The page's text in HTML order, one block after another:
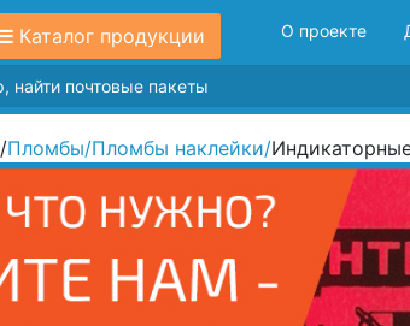
Каталог продукции О проекте
/Пломбы/Пломбы наклейки/